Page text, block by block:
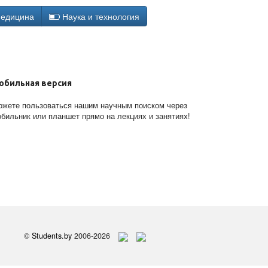
Наука и технология
версия
пользоваться нашим научным поиском через
или планшет прямо на лекциях и занятиях!
© Students.by 2006-2026